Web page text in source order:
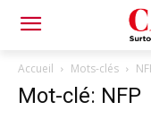
Accueil Mots-clés
Mot-clé: NFP